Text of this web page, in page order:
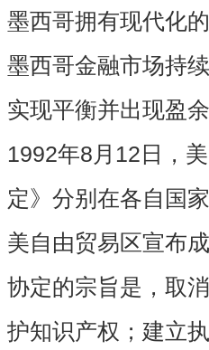
墨西哥拥有现代化
墨西哥金融市场持
实现平衡并出现盈
1992年8月12日，
定》分别在各自国
美自由贸易区宣布成
协定的宗旨是，取
护知识产权；建立